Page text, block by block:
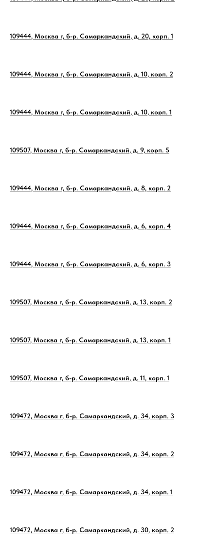
109444, Москва г, б-р. Самаркандский, д. 20, корп. 1
109444, Москва г, б-р. Самаркандский, д. 10, корп. 2
109444, Москва г, б-р. Самаркандский, д. 10, корп. 1
109507, Москва г, б-р. Самаркандский, д. 9, корп. 5
109444, Москва г, б-р. Самаркандский, д. 8, корп. 2
109444, Москва г, б-р. Самаркандский, д. 6, корп. 4
109444, Москва г, б-р. Самаркандский, д. 6, корп. 3
109507, Москва г, б-р. Самаркандский, д. 13, корп. 2
109507, Москва г, б-р. Самаркандский, д. 13, корп. 1
109507, Москва г, б-р. Самаркандский, д. 11, корп. 1
109472, Москва г, б-р. Самаркандский, д. 34, корп. 3
109472, Москва г, б-р. Самаркандский, д. 34, корп. 2
109472, Москва г, б-р. Самаркандский, д. 34, корп. 1
109472, Москва г, б-р. Самаркандский, д. 30, корп. 2